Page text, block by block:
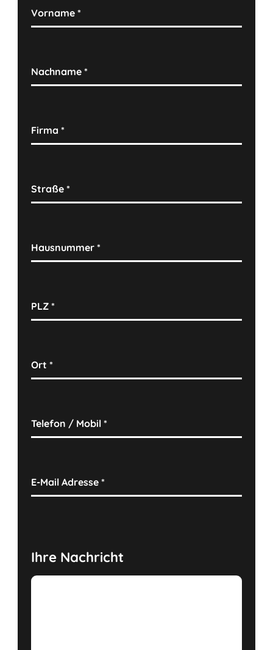
Vorname*
Nachname*
Firma*
Straße*
Hausnummer*
PLZ*
Ort*
Telefon / Mobil*
E-Mail Adresse*
Ihre Nachricht